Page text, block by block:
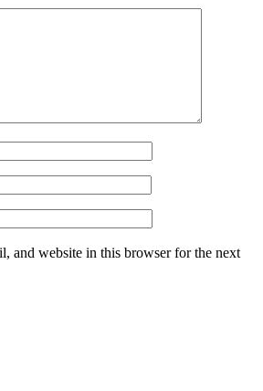
and website in this browser for the next